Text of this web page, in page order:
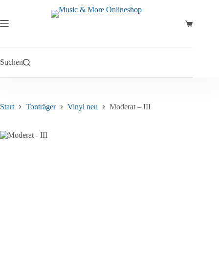
springen
Warenkorb
Suchen
Start Tonträger Vinyl neu Moderat – III